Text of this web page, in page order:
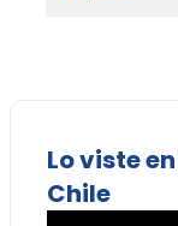
Lo viste
Chile